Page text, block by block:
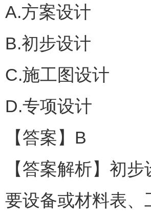
A.方案设计
B.初步设计
C.施工图设计
D.专项设计
【答案】B
【答案解析】初
要设备或材料表